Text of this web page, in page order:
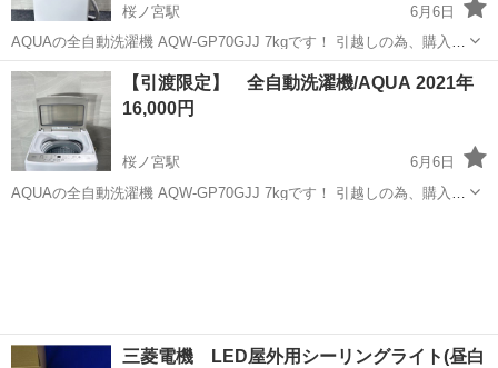
桜ノ宮駅
6月6日
AQUAの全自動洗濯機 AQW-GP70GJJ 7kgです！ 引越しの為、購入し
てくれる方探しております。 引取限定です！ ○簡易乾燥機能付きで、
部屋干しや少量の衣類の乾燥に便利です！ ○ガラストップでお手入れ
も簡単...
大阪 大阪市 桜ノ宮駅 生活家電 AQUA
【引渡限定】 全自動洗濯機/AQUA 2021年
16,000円
桜ノ宮駅
6月6日
AQUAの全自動洗濯機 AQW-GP70GJJ 7kgです！ 引越しの為、購入し
三菱電機 LED屋外用シーリングライト(昼白